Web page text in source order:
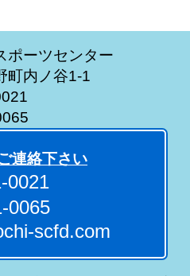
ポーツセンター
町内ノ谷1-1
連絡下さい
0065
scfd.com